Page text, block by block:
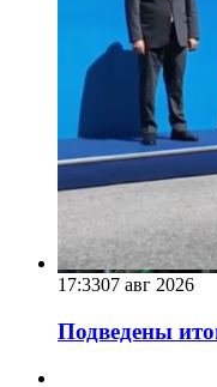
17:3307 авг 2026
Подведены